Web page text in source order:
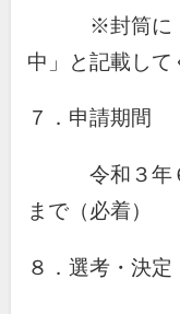
※封筒に「
中」と記載して
７．申請期間
令和３年６
まで（必着）
８．選考・決定